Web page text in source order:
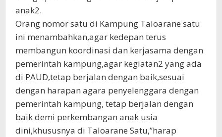
anak2.
Orang nomor satu di Kampung Taloarane satu
ini menambahkan,agar kedepan terus
membangun koordinasi dan kerjasama dengan
pemerintah kampung,agar kegiatan2 yang ada
di PAUD,tetap berjalan dengan baik,sesuai
dengan harapan agara penyelenggara dengan
pemerintah kampung, tetap berjalan dengan
baik demi perkembangan anak usia
dini,khususnya di Taloarane Satu,”harap